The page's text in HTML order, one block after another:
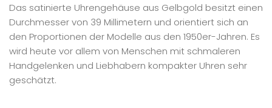
Das satinierte Uhrengehäuse aus Gelbgold besitzt einen
Durchmesser von 39 Millimetern und orientiert sich an
den Proportionen der Modelle aus den 1950er-Jahren. Es
wird heute vor allem von Menschen mit schmaleren
Handgelenken und Liebhabern kompakter Uhren sehr
geschätzt.